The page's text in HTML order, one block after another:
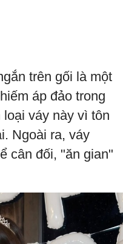
trên gối là một
áp đảo trong
váy này vì tôn
Ngoài ra, váy
cân đối, "ăn gian"